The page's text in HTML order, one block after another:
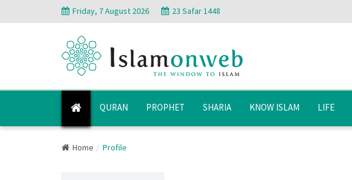
Friday, 7 August 2026 23 Safar 1448
QURAN PROPHET SHARIA KNOW ISLAM LIFE
Home Profile